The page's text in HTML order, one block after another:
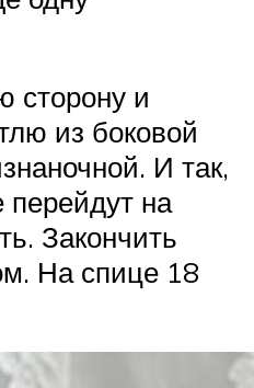
сторону и
из боковой
И так,
перейдут на
Закончить
На спице 18